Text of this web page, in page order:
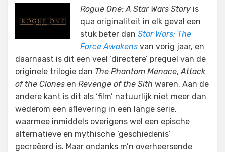
Rogue One: A Star Wars Story is
qua originaliteit in elk geval een
stuk beter dan Star Wars: The
Force Awakens van vorig jaar, en
daarnaast is dit een veel ‘directere’ prequel van de
originele trilogie dan The Phantom Menace,Attack
of the Clones en Revenge of the Sith waren. Aan de
andere kant is dit als ‘film’ natuurlijk niet meer dan
wederom een aflevering in een lange serie,
waarmee inmiddels overigens wel een epische
alternatieve en mythische ‘geschiedenis’
gecreëerd is. Maar ondanks m’n overheersende